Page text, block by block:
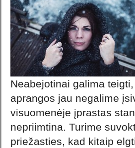
Neabejotinai galima
aprangos jau negalime
visuomenėje įprastas
nepriimtina. Turime
priežasties, kad kitaip